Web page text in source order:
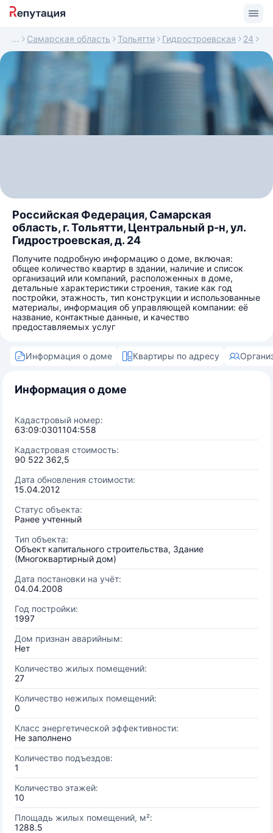
Самарская область Тольятти Гидростроевская 24
Российская Федерация, Самарская
область, г. Тольятти, Центральный р-н, ул.
Гидростроевская, д. 24
Получите подробную информацию о доме, включая:
общее количество квартир в здании, наличие и список
организаций или компаний, расположенных в доме,
детальные характеристики строения, такие как год
постройки, этажность, тип конструкции и использованные
материалы, информация об управляющей компании: её
название, контактные данные, и качество
предоставляемых услуг
Информация о доме Квартиры по адресу
Информация о доме
Кадастровый номер:
63:09:0301104:558
Кадастровая стоимость:
90 522 362,5
Дата обновления стоимости:
15.04.2012
Статус объекта:
Ранее учтенный
Тип объекта:
Объект капитального строительства, Здание
(Многоквартирный дом)
Дата постановки на учёт:
04.04.2008
Год постройки:
1997
Дом признан аварийным:
Нет
Количество жилых помещений:
27
Количество нежилых помещений:
0
Класс энергетической эффективности:
Не заполнено
Количество подъездов:
1
Количество этажей:
10
Площадь жилых помещений, м²:
1288.5